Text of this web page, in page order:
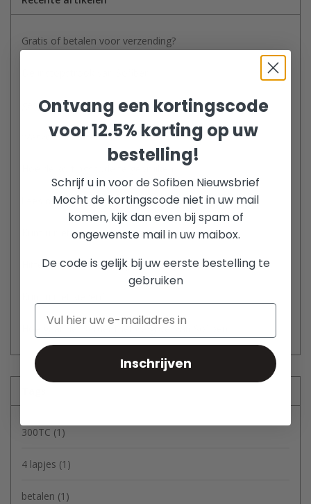
Gratis of betalen voor verzending?
gespreid betalen
Wasvoorschriften
Lees over het gemak en gebruik van een Sofiben.
Kunt u niet kiezen
Hitte, wat te doen om goed te slapen
Hoe gaat het verder met de groei van Sofiben
300TC (1)
4 lapjes (1)
betalen (1)
Ontvang een kortingscode
voor 12.5% korting op uw
bestelling!
Schrijf u in voor de Sofiben Nieuwsbrief
Mocht de kortingscode niet in uw mail
komen, kijk dan even bij spam of
ongewenste mail in uw maibox.
De code is gelijk bij uw eerste bestelling te
gebruiken
Inschrijven